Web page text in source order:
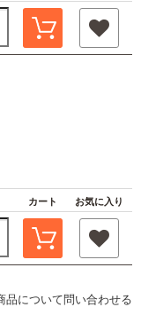
カート お気に入り
品について問い合わせる